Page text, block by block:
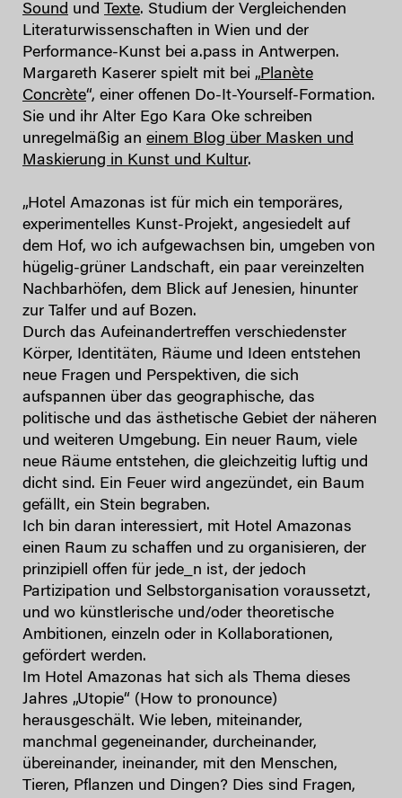
Sound und Texte. Studium der Vergleichenden
Literaturwissenschaften in Wien und der
Performance-Kunst bei a.pass in Antwerpen.
Margareth Kaserer spielt mit bei „Planète
Concrète“, einer offenen Do-It-Yourself-Formation.
Sie und ihr Alter Ego Kara Oke schreiben
unregelmäßig an einem Blog über Masken und
Maskierung in Kunst und Kultur.
„Hotel Amazonas ist für mich ein temporäres,
experimentelles Kunst-Projekt, angesiedelt auf
dem Hof, wo ich aufgewachsen bin, umgeben von
hügelig-grüner Landschaft, ein paar vereinzelten
Nachbarhöfen, dem Blick auf Jenesien, hinunter
zur Talfer und auf Bozen.
Durch das Aufeinandertreffen verschiedenster
Körper, Identitäten, Räume und Ideen entstehen
neue Fragen und Perspektiven, die sich
aufspannen über das geographische, das
politische und das ästhetische Gebiet der näheren
und weiteren Umgebung. Ein neuer Raum, viele
neue Räume entstehen, die gleichzeitig luftig und
dicht sind. Ein Feuer wird angezündet, ein Baum
gefällt, ein Stein begraben.
Ich bin daran interessiert, mit Hotel Amazonas
einen Raum zu schaffen und zu organisieren, der
prinzipiell offen für jede_n ist, der jedoch
Partizipation und Selbstorganisation voraussetzt,
und wo künstlerische und/oder theoretische
Ambitionen, einzeln oder in Kollaborationen,
gefördert werden.
Im Hotel Amazonas hat sich als Thema dieses
Jahres „Utopie“ (How to pronounce)
herausgeschält. Wie leben, miteinander,
manchmal gegeneinander, durcheinander,
übereinander, ineinander, mit den Menschen,
Tieren, Pflanzen und Dingen? Dies sind Fragen,